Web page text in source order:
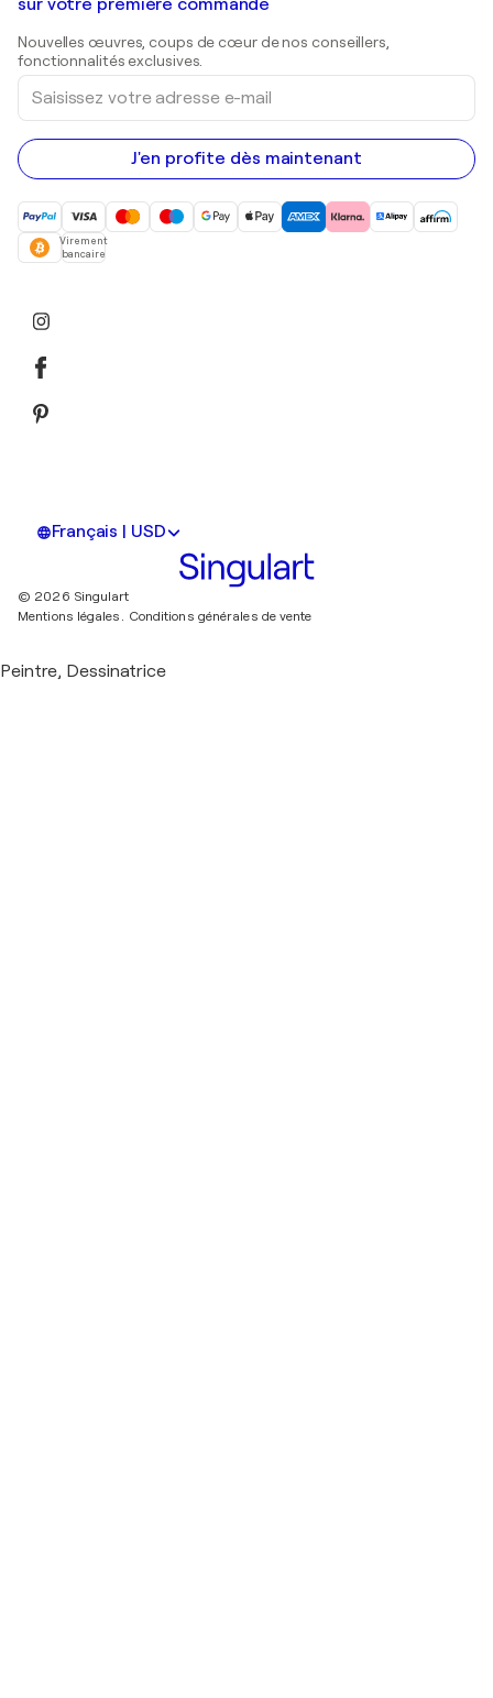
Estampes
Peintures acryliques
Galeries d'art en Belgique
sur votre première commande
Nouvelles œuvres, coups de cœur de nos conseillers,
fonctionnalités exclusives.
Saisissez
votre
adresse
e-
mail
J'en profite dès maintenant
Virement
bancaire
Français | USD
© 2026 Singulart
Mentions légales. Conditions générales de vente
Peintre, Dessinatrice